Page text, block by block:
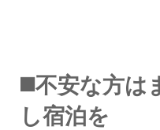
◼️不安な方は
し宿泊を